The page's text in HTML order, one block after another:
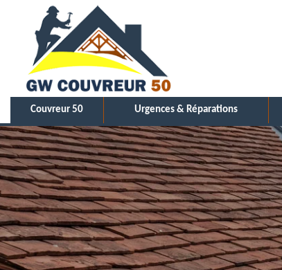
Couvreur 50 Urgences & Réparations